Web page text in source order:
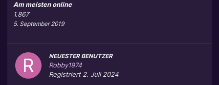
Am meisten online
1.867
5. September 2019
NEUESTER BENUTZER
Robby1974
Registriert 2. Juli 2024